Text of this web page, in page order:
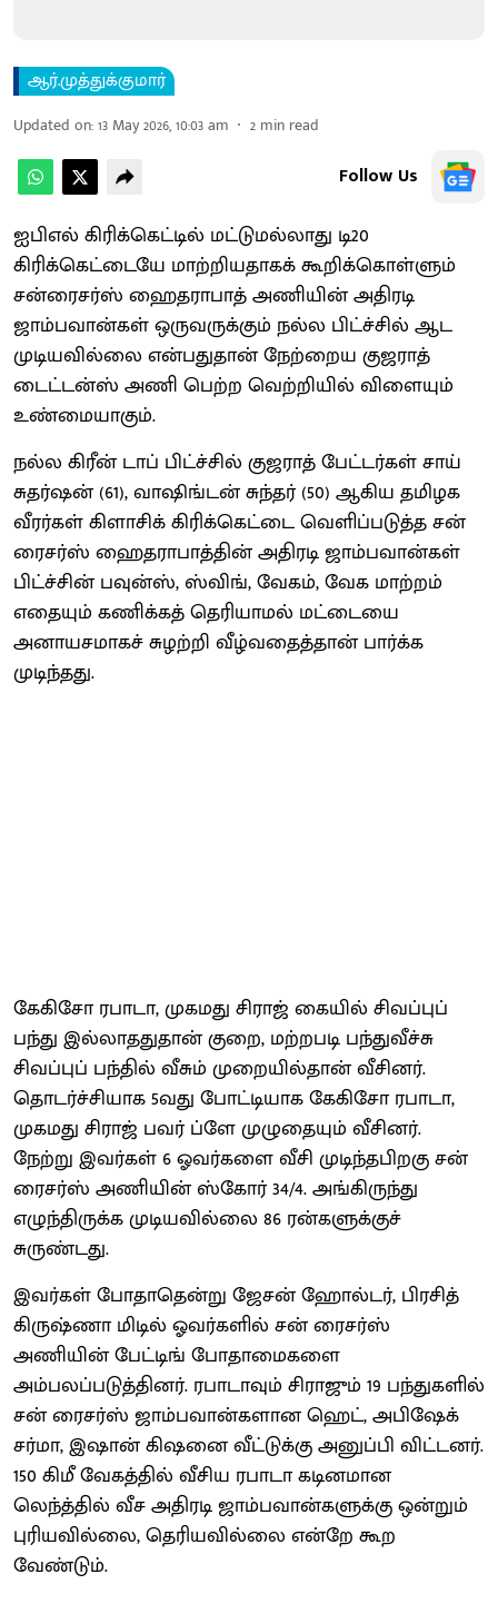
ஆர்.முத்துக்குமார்
Updated on:13 May 2026, 10:03 am 2 min read
Follow Us
ஐபிஎல் கிரிக்கெட்டில் மட்டுமல்லாது டி20
கிரிக்கெட்டையே மாற்றியதாகக் கூறிக்கொள்ளும்
சன்ரைசர்ஸ் ஹைதராபாத் அணியின் அதிரடி
ஜாம்பவான்கள் ஒருவருக்கும் நல்ல பிட்ச்சில் ஆட
முடியவில்லை என்பதுதான் நேற்றைய குஜராத்
டைட்டன்ஸ் அணி பெற்ற வெற்றியில் விளையும்
உண்மையாகும்.
நல்ல கிரீன் டாப் பிட்ச்சில் குஜராத் பேட்டர்கள் சாய்
சுதர்ஷன் (61), வாஷிங்டன் சுந்தர் (50) ஆகிய தமிழக
வீரர்கள் கிளாசிக் கிரிக்கெட்டை வெளிப்படுத்த சன்
ரைசர்ஸ் ஹைதராபாத்தின் அதிரடி ஜாம்பவான்கள்
பிட்ச்சின் பவுன்ஸ், ஸ்விங், வேகம், வேக மாற்றம்
எதையும் கணிக்கத் தெரியாமல் மட்டையை
அனாயசமாகச் சுழற்றி வீழ்வதைத்தான் பார்க்க
முடிந்தது.
கேகிசோ ரபாடா, முகமது சிராஜ் கையில் சிவப்புப்
பந்து இல்லாததுதான் குறை, மற்றபடி பந்துவீச்சு
சிவப்புப் பந்தில் வீசும் முறையில்தான் வீசினர்.
தொடர்ச்சியாக 5வது போட்டியாக கேகிசோ ரபாடா,
முகமது சிராஜ் பவர் ப்ளே முழுதையும் வீசினர்.
நேற்று இவர்கள் 6 ஓவர்களை வீசி முடிந்தபிறகு சன்
ரைசர்ஸ் அணியின் ஸ்கோர் 34/4. அங்கிருந்து
எழுந்திருக்க முடியவில்லை 86 ரன்களுக்குச்
சுருண்டது.
இவர்கள் போதாதென்று ஜேசன் ஹோல்டர், பிரசித்
கிருஷ்ணா மிடில் ஓவர்களில் சன் ரைசர்ஸ்
அணியின் பேட்டிங் போதாமைகளை
அம்பலப்படுத்தினர். ரபாடாவும் சிராஜும் 19 பந்துகளில்
சன் ரைசர்ஸ் ஜாம்பவான்களான ஹெட், அபிஷேக்
சர்மா, இஷான் கிஷனை வீட்டுக்கு அனுப்பி விட்டனர்.
150 கிமீ வேகத்தில் வீசிய ரபாடா கடினமான
லெந்த்தில் வீச அதிரடி ஜாம்பவான்களுக்கு ஒன்றும்
புரியவில்லை, தெரியவில்லை என்றே கூற
வேண்டும்.